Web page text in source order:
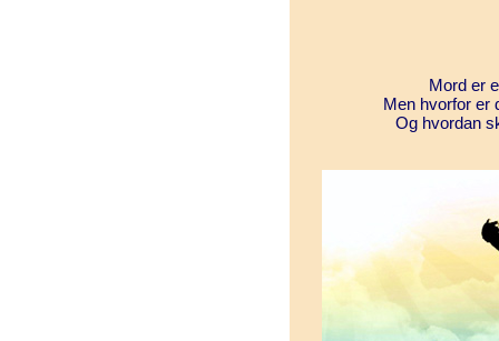
Mord er
Men hvorfor er
Og hvordan